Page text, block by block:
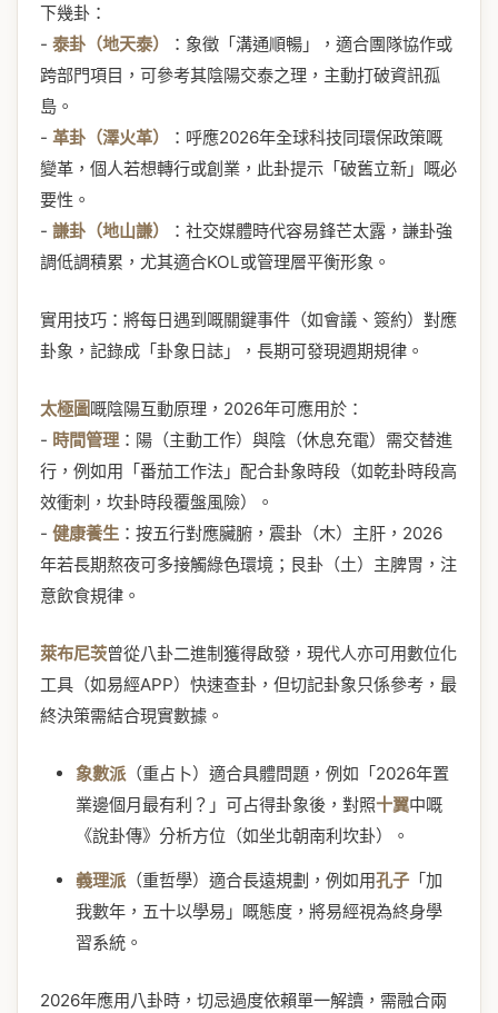
下幾卦：
- 泰卦（地天泰）
：象徵「溝通順暢」，適合團隊協作或
跨部門項目，可參考其陰陽交泰之理，主動打破資訊孤
島。
- 革卦（澤火革）
：呼應2026年全球科技同環保政策嘅
變革，個人若想轉行或創業，此卦提示「破舊立新」嘅必
要性。
- 謙卦（地山謙）
：社交媒體時代容易鋒芒太露，謙卦強
調低調積累，尤其適合KOL或管理層平衡形象。
實用技巧：將每日遇到嘅關鍵事件（如會議、簽約）對應
卦象，記錄成「卦象日誌」，長期可發現週期規律。
太極圖嘅陰陽互動原理，2026年可應用於：
- 時間管理 ：陽（主動工作）與陰（休息充電）需交替進
行，例如用「番茄工作法」配合卦象時段（如乾卦時段高
效衝刺，坎卦時段覆盤風險）。
- 健康養生 ：按五行對應臟腑，震卦（木）主肝，2026
年若長期熬夜可多接觸綠色環境；艮卦（土）主脾胃，注
意飲食規律。
萊布尼茨曾從八卦二進制獲得啟發，現代人亦可用數位化
工具（如易經APP）快速查卦，但切記卦象只係參考，最
終決策需結合現實數據。
象數派 （重占卜）適合具體問題，例如「2026年置
業邊個月最有利？」可占得卦象後，對照十翼中嘅
《說卦傳》分析方位（如坐北朝南利坎卦）。
義理派 （重哲學）適合長遠規劃，例如用孔子 「加
我數年，五十以學易」嘅態度，將易經視為終身學
習系統。
2026年應用八卦時，切忌過度依賴單一解讀，需融合兩